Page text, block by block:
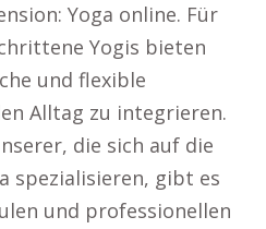
Yoga online. Für
Yogis bieten
und flexible
Alltag zu integrieren.
die sich auf die
spezialisieren, gibt es
und professionellen